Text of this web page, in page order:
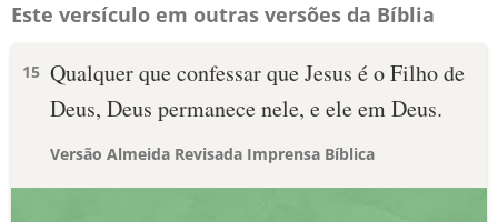
Este versículo em outras versões da Bíblia
15 Qualquer que confessar que Jesus é o Filho de
Deus, Deus permanece nele, e ele em Deus.
Versão Almeida Revisada Imprensa Bíblica